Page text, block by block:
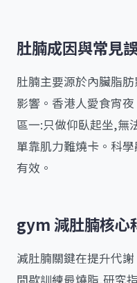
肚腩成因與常見
肚腩主要源於內臟脂
影響。香港人愛食宵
區一:只做仰臥起坐,無
單靠肌力難燒卡。科
有效。
gym 減肚腩核心
減肚腩關鍵在提升代
間歇訓練最燒脂,研究